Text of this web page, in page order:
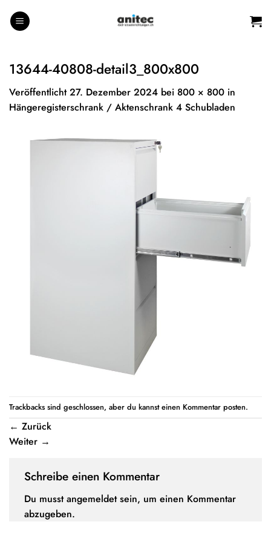
Inhalt
13644-40808-detail3_800x800
Veröffentlicht27. Dezember 2024 bei 800 × 800 in
Hängeregisterschrank / Aktenschrank 4 Schubladen
Trackbacks sind geschlossen, aber du kannst einen Kommentar posten.
← Zurück
Weiter →
Schreibe einen Kommentar
Du musstangemeldetsein, um einen Kommentar
abzugeben.